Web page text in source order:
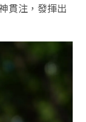
貫注，發揮出